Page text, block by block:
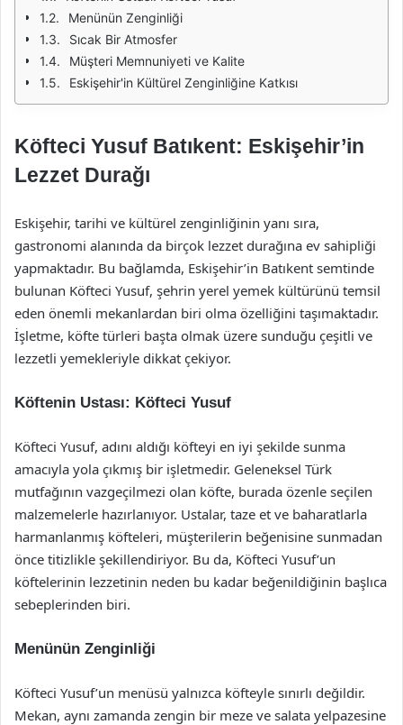
Menünün Zenginliği
Sıcak Bir Atmosfer
Müşteri Memnuniyeti ve Kalite
Eskişehir'in Kültürel Zenginliğine Katkısı
Köfteci Yusuf Batıkent: Eskişehir’in
Lezzet Durağı
Eskişehir, tarihi ve kültürel zenginliğinin yanı sıra,
gastronomi alanında da birçok lezzet durağına ev sahipliği
yapmaktadır. Bu bağlamda, Eskişehir’in Batıkent semtinde
bulunan Köfteci Yusuf, şehrin yerel yemek kültürünü temsil
eden önemli mekanlardan biri olma özelliğini taşımaktadır.
İşletme, köfte türleri başta olmak üzere sunduğu çeşitli ve
lezzetli yemekleriyle dikkat çekiyor.
Köftenin Ustası: Köfteci Yusuf
Köfteci Yusuf, adını aldığı köfteyi en iyi şekilde sunma
amacıyla yola çıkmış bir işletmedir. Geleneksel Türk
mutfağının vazgeçilmezi olan köfte, burada özenle seçilen
malzemelerle hazırlanıyor. Ustalar, taze et ve baharatlarla
harmanlanmış köfteleri, müşterilerin beğenisine sunmadan
önce titizlikle şekillendiriyor. Bu da, Köfteci Yusuf’un
köftelerinin lezzetinin neden bu kadar beğenildiğinin başlıca
sebeplerinden biri.
Menünün Zenginliği
Köfteci Yusuf’un menüsü yalnızca köfteyle sınırlı değildir.
Mekan, aynı zamanda zengin bir meze ve salata yelpazesine